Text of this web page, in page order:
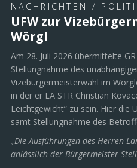
NACHRICHTEN /
UFW zur
Wörgl
Am 28. Juli 2026 übermittelte
Stellungnahme des
Vizebürgermeisterwahl im
in der er LA STR Christian
Leichtgewicht“ zu sein. Hier die
samt Stellungnahme des
„Die Ausführungen des Herren
anlässlich der Bürgermeister-